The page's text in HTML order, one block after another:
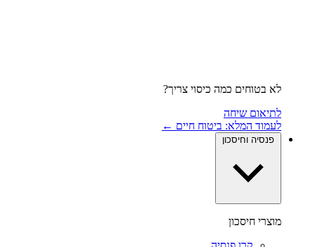
לא בטוחים כמה כיסוי צריך?
לתיאום שיחה
לעמוד המלא: ביטוח חיים ←
פנסיה וחיסכון
מוצרי חיסכון